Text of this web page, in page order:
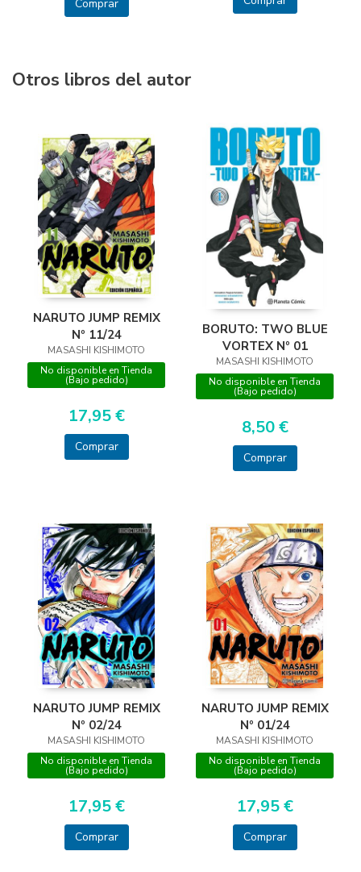
Comprar
Otros libros del autor
NARUTO JUMP REMIX
Nº 11/24
MASASHI KISHIMOTO
No disponible en Tienda
(Bajo pedido)
17,95 €
Comprar
BORUTO: TWO BLUE
VORTEX Nº 01
MASASHI KISHIMOTO
No disponible en Tienda
(Bajo pedido)
8,50 €
Comprar
NARUTO JUMP REMIX
Nº 02/24
MASASHI KISHIMOTO
No disponible en Tienda
(Bajo pedido)
17,95 €
Comprar
NARUTO JUMP REMIX
Nº 01/24
MASASHI KISHIMOTO
No disponible en Tienda
(Bajo pedido)
17,95 €
Comprar